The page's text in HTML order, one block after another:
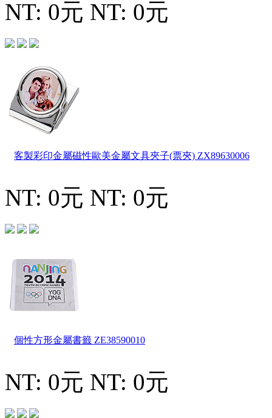
NT: 0元 NT: 0元
客製彩印金屬磁性歐美金屬文具夾子(票夾) ZX89630006
NT: 0元 NT: 0元
個性方形金屬書籤 ZE38590010
NT: 0元 NT: 0元